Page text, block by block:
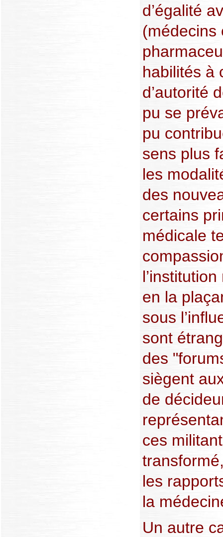
d’égalité
(médecins
habilités à
d’autorité
pu se
pu
sens plus
les
des
certains
médicale
en la
sous
sont
des
siègent
de
ces
les
la
Un autre